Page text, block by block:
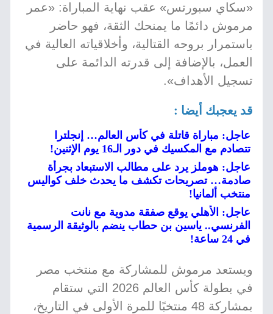
«سكاي سبورتس» عقب نهاية المباراة: «عمر
مرموش دائمًا ما يمنحك الثقة، فهو حاضر
باستمرار بروحه القتالية، وأخلاقياته العالية في
العمل، بالإضافة إلى قدرته الدائمة على
تسجيل الأهداف».
قد يعجبك أيضا :
عاجل: مباراة قاتلة في كأس العالم… إنجلترا
تتصادم مع المكسيك في دور الـ16 يوم الإثنين!
عاجل: هوملز يرد على مطالب الاستبعاد بجرأة
صادمة… تصريحات تكشف ما يحدث خلف كواليس
منتخب ألمانيا!
عاجل: الأهلي يوقع صفقة مدوية مع نانت
الفرنسي.. ياسين بن حطاب ينضم بالوثيقة الرسمية
في 24 ساعة!
ويستعد مرموش للمشاركة مع منتخب مصر
في بطولة كأس العالم 2026 التي ستقام
بمشاركة 48 منتخبًا للمرة الأولى في التاريخ،